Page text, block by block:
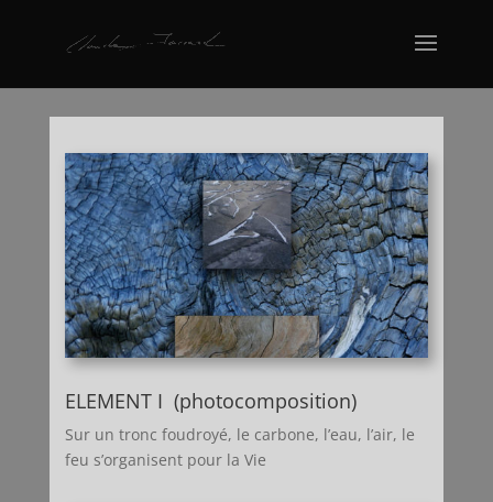
ELEMENT I (photocomposition)
Sur un tronc foudroyé, le carbone, l’eau, l’air, le
feu s’organisent pour la Vie